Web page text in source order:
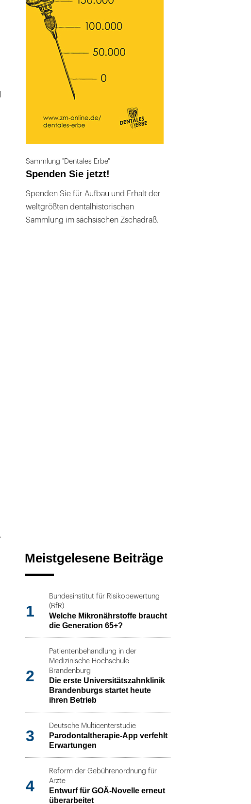
Sammlung "Dentales Erbe"
Spenden Sie jetzt!
Spenden Sie für Aufbau und Erhalt der
weltgrößten dentalhistorischen
Sammlung im sächsischen Zschadraß.
Meistgelesene Beiträge
1
Bundesinstitut für Risikobewertung
(BfR)
Welche Mikronährstoffe braucht
die Generation 65+?
2
Patientenbehandlung in der
Medizinische Hochschule
Brandenburg
Die erste Universitätszahnklinik
Brandenburgs startet heute
ihren Betrieb
3
Deutsche Multicenterstudie
Parodontaltherapie-App verfehlt
Erwartungen
4
Reform der Gebührenordnung für
Ärzte
Entwurf für GOÄ-Novelle erneut
überarbeitet